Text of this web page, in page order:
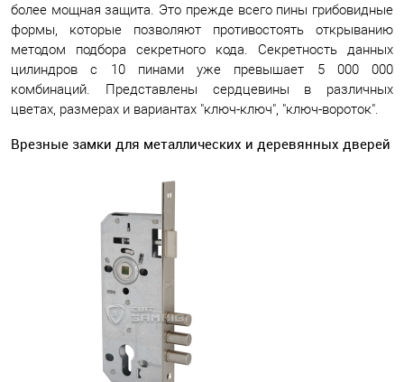
более мощная защита. Это прежде всего пины грибовидные
формы, которые позволяют противостоять открыванию
методом подбора секретного кода. Секретность данных
цилиндров с 10 пинами уже превышает 5 000 000
комбинаций. Представлены сердцевины в различных
цветах, размерах и вариантах "ключ-ключ", "ключ-вороток".
Врезные замки для металлических и деревянных дверей